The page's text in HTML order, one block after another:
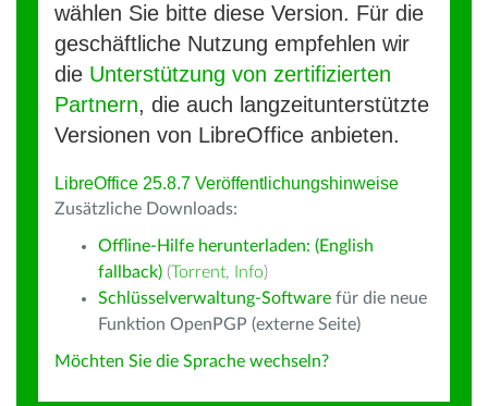
wählen Sie bitte diese Version. Für die
geschäftliche Nutzung empfehlen wir
die Unterstützung von zertifizierten
Partnern, die auch langzeitunterstützte
Versionen von LibreOffice anbieten.
LibreOffice 25.8.7 Veröffentlichungshinweise
Zusätzliche Downloads:
Offline-Hilfe herunterladen: (English
fallback) (Torrent, Info)
Schlüsselverwaltung-Software für die neue
Funktion OpenPGP (externe Seite)
Möchten Sie die Sprache wechseln?